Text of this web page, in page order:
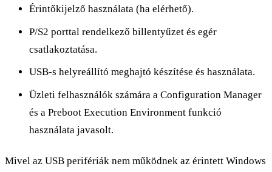
Érintőkijelző használata (ha elérhető).
P/S2 porttal rendelkező billentyűzet és egér
csatlakoztatása.
USB-s helyreállító meghajtó készítése és használata.
Üzleti felhasználók számára a Configuration Manager
és a Preboot Execution Environment funkció
használata javasolt.
Mivel az USB perifériák nem működnek az érintett Windows